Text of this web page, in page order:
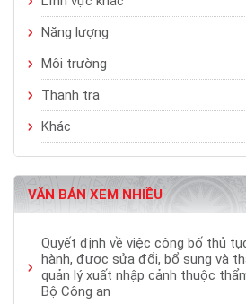
Năng lượng
Môi trường
Thanh tra
Khác
VĂN BẢN XEM NHIỀU
Quyết định về việc công bố thủ
hành, được sửa đổi, bổ sung và
quản lý xuất nhập cảnh thuộc
Bộ Công an